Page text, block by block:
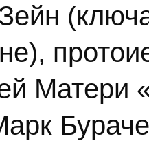
Матери